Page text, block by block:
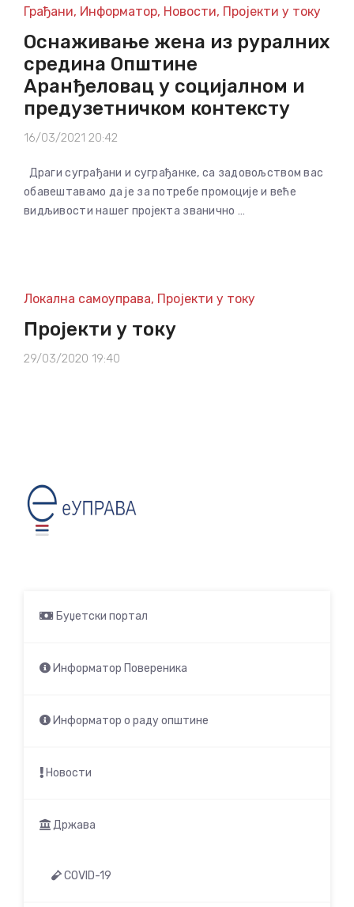
Грађани, Информатор, Новости, Пројекти у току
Оснаживање жена из руралних
средина Општине
Аранђеловац у социјалном и
предузетничком контексту
16/03/2021 20:42
Драги суграђани и суграђанке, са задовољством вас
обавештавамо да је за потребе промоције и веће
видљивости нашег пројекта званично …
Локална самоуправа, Пројекти у току
Пројекти у току
29/03/2020 19:40
Буџетски портал
Информатор Повереника
Информатор о раду општине
Новости
Држава
COVID-19